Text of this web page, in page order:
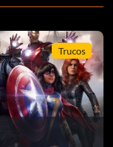
Trucos